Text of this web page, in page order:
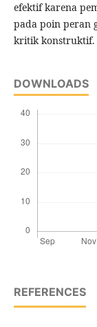
efektif karena
pada poin peran
kritik konstruktif.
DOWNLOADS
REFERENCES